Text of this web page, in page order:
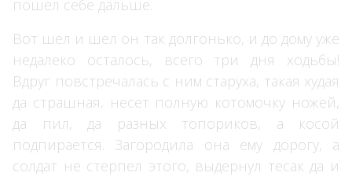
пошел себе дальше.
Вот шел и шел он так долгонько, и до дому уже
недалеко осталось, всего три дня ходьбы!
Вдруг повстречалась с ним старуха, такая худая
да страшная, несет полную котомочку ножей,
да пил, да разных топориков, а косой
подпирается. Загородила она ему дорогу, а
солдат не стерпел этого, выдернул тесак да и